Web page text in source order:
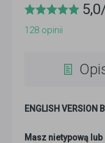
5,0
128 opinii
ENGLISH VERSION
Masz nietypową